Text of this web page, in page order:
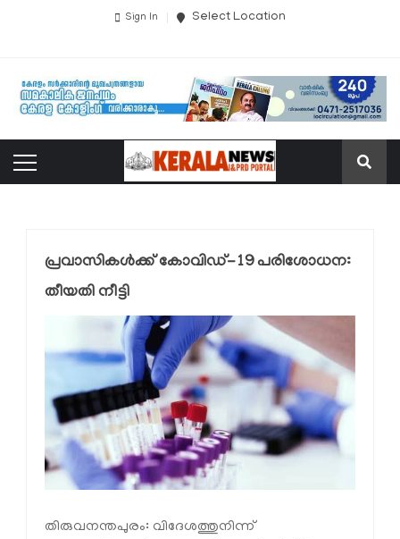
Sign In Select Location
പ്രവാസികള്‍ക്ക് കോവിഡ്-19 പരിശോധന:
തീയതി നീട്ടി
തിരുവനന്തപുരം: വിദേശത്തുനിന്ന്